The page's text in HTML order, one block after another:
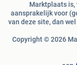
Marktplaats
aansprakelijk voor
van deze site, dan
Copyright © 2026